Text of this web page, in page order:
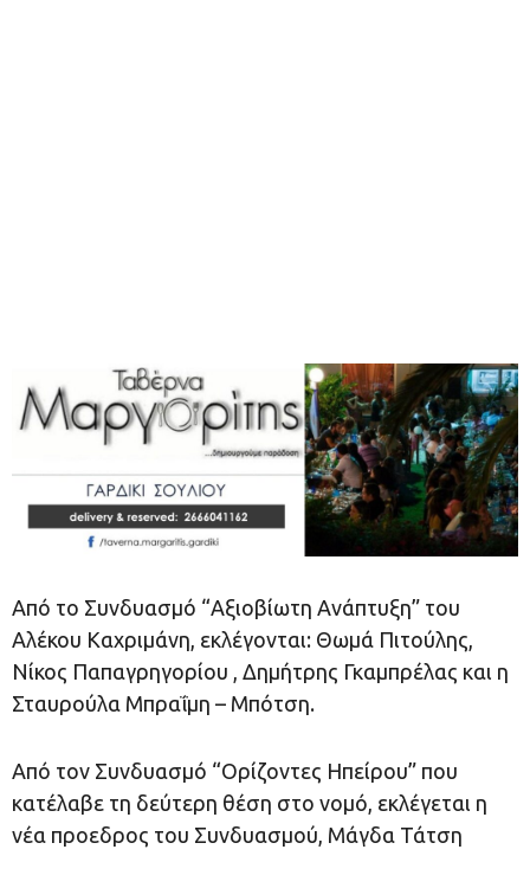
Από το Συνδυασμό “Αξιοβίωτη Ανάπτυξη” του
Αλέκου Καχριμάνη, εκλέγονται: Θωμά Πιτούλης,
Νίκος Παπαγρηγορίου , Δημήτρης Γκαμπρέλας και η
Σταυρούλα Μπραΐμη – Μπότση.
Από τον Συνδυασμό “Ορίζοντες Ηπείρου” που
κατέλαβε τη δεύτερη θέση στο νομό, εκλέγεται η
νέα προεδρος του Συνδυασμού, Μάγδα Τάτση